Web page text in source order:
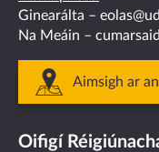
Ginearálta –
Na Meáin –
Aimsigh ar
Oifigí